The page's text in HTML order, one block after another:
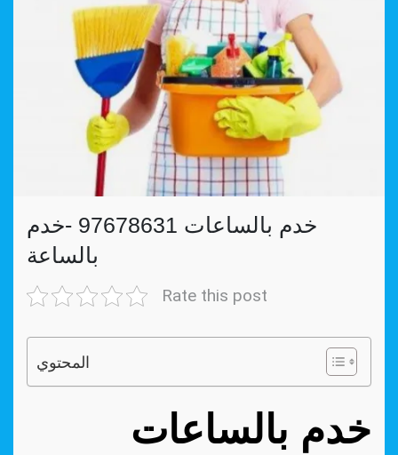
خدم بالساعات 97678631 -خدم
بالساعة
Rate this post
المحتوي
خدم بالساعات